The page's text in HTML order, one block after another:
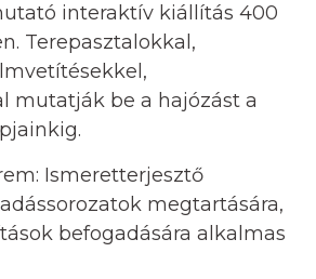
interaktív kiállítás 400
Terepasztalokkal,
mutatják be a hajózást a
Ismeretterjesztő
megtartására,
befogadására alkalmas